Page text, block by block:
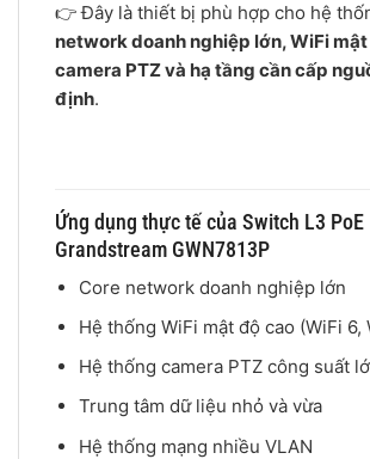
👉 Đây là thiết bị phù hợp cho hệ
network doanh nghiệp lớn, WiFi
camera PTZ và hạ tầng cần cấp
định.
Ứng dụng thực tế của Switch L3 PoE
Grandstream GWN7813P
Core network doanh nghiệp lớn
Hệ thống WiFi mật độ cao (WiFi 6,
Hệ thống camera PTZ công suất
Trung tâm dữ liệu nhỏ và vừa
Hệ thống mạng nhiều VLAN